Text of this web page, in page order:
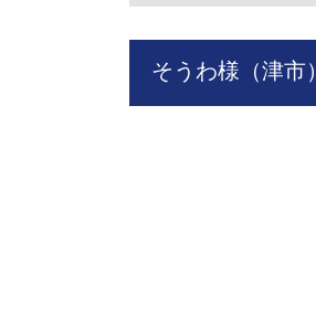
そうわ様（津市）